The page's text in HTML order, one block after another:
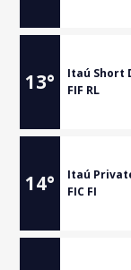
13°
Itaú Short
FIF RL
14°
Itaú
FIC FI